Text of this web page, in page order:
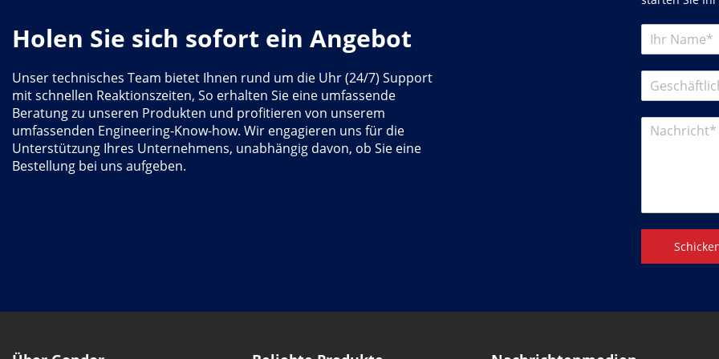
Holen Sie sich sofort ein Angebot
Unser technisches Team bietet Ihnen rund um die Uhr (24/7) Support
mit schnellen Reaktionszeiten, So erhalten Sie eine umfassende
Beratung zu unseren Produkten und profitieren von unserem
umfassenden Engineering-Know-how. Wir engagieren uns für die
Unterstützung Ihres Unternehmens, unabhängig davon, ob Sie eine
Bestellung bei uns aufgeben.